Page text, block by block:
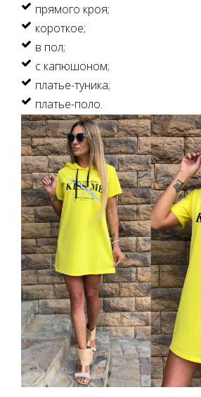
прямого кроя;
короткое;
в пол;
с капюшоном;
платье-туника;
платье-поло.